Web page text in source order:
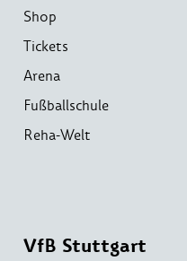
Shop
Tickets
Arena
Fußballschule
Reha-Welt
VfB Stuttgart